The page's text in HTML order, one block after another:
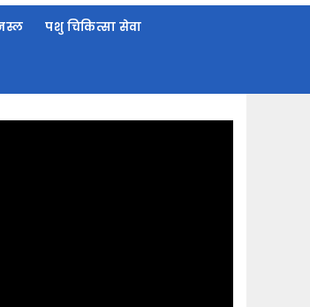
पशु चिकित्सा सेवा